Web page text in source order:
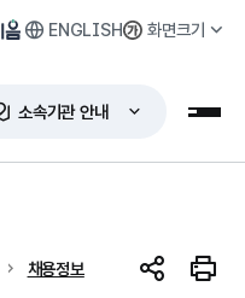
ENGLISH 화면크기
소속기관 안내 누리
현재 위치
채용정보 SNS 공유인쇄